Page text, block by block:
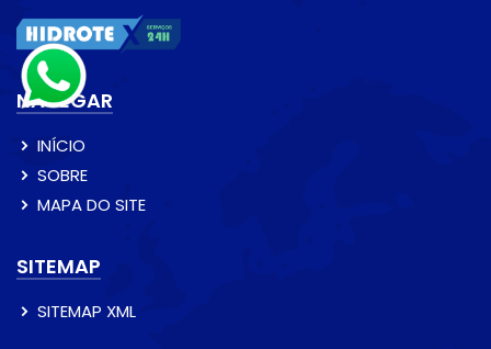
NAVEGAR
INÍCIO
SOBRE
MAPA DO SITE
SITEMAP
SITEMAP XML